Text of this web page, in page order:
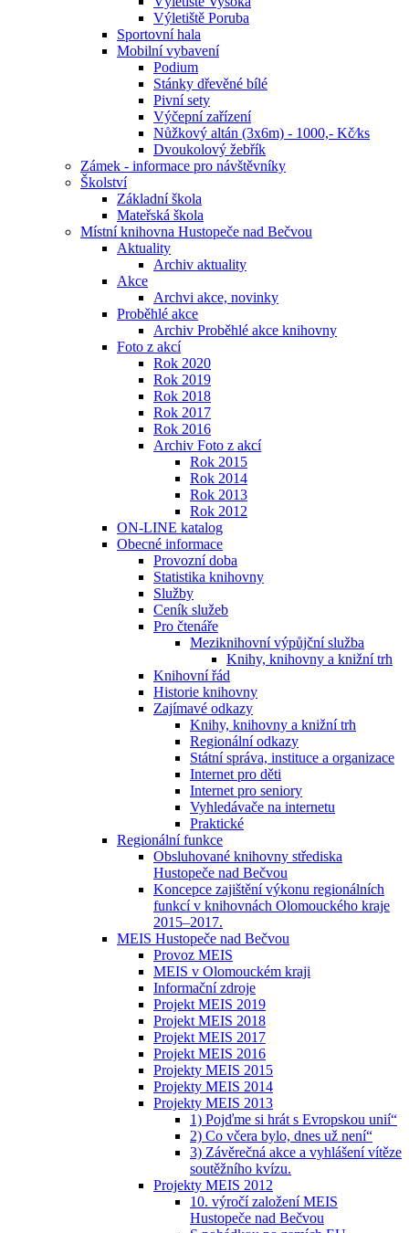
Výletiště Poruba
Sportovní hala
Mobilní vybavení
Podium
Stánky dřevěné bílé
Pivní sety
Výčepní zařízení
Nůžkový altán (3x6m) - 1000,- Kč⁄ks
Dvoukolový žebřík
Zámek - informace pro návštěvníky
Školství
Základní škola
Mateřská škola
Místní knihovna Hustopeče nad Bečvou
Aktuality
Archiv aktuality
Akce
Archvi akce, novinky
Proběhlé akce
Archiv Proběhlé akce knihovny
Foto z akcí
Rok 2020
Rok 2019
Rok 2018
Rok 2017
Rok 2016
Archiv Foto z akcí
Rok 2015
Rok 2014
Rok 2013
Rok 2012
ON-LINE katalog
Obecné informace
Provozní doba
Statistika knihovny
Služby
Ceník služeb
Pro čtenáře
Meziknihovní výpůjční služba
Knihy, knihovny a knižní trh
Knihovní řád
Historie knihovny
Zajímavé odkazy
Knihy, knihovny a knižní trh
Regionální odkazy
Státní správa, instituce a organizace
Internet pro děti
Internet pro seniory
Vyhledávače na internetu
Praktické
Regionální funkce
Obsluhované knihovny střediska
Hustopeče nad Bečvou
Koncepce zajištění výkonu regionálních
funkcí v knihovnách Olomouckého kraje
2015–2017.
MEIS Hustopeče nad Bečvou
Provoz MEIS
MEIS v Olomouckém kraji
Informační zdroje
Projekt MEIS 2019
Projekt MEIS 2018
Projekt MEIS 2017
Projekt MEIS 2016
Projekty MEIS 2015
Projekty MEIS 2014
Projekty MEIS 2013
1) Pojďme si hrát s Evropskou unií“
2) Co včera bylo, dnes už není“
3) Závěrečná akce a vyhlášení vítěze
soutěžního kvízu.
Projekty MEIS 2012
10. výročí založení MEIS
Hustopeče nad Bečvou